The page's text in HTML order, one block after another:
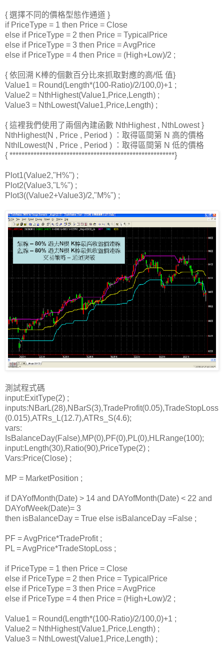
{ 選擇不同的價格型態作通道 }
if PriceType = 1 then Price = Close
else if PriceType = 2 then Price = TypicalPrice
else if PriceType = 3 then Price = AvgPrice
else if PriceType = 4 then Price = (High+Low)/2 ;
{ 依回溯 K棒的個數百分比來抓取對應的高/低 值}
Value1 = Round(Length*(100-Ratio)/2/100,0)+1 ;
Value2 = NthHighest(Value1,Price,Length) ;
Value3 = NthLowest(Value1,Price,Length) ;
{ 這裡我們使用了兩個內建函數 NthHighest , NthLowest }
NthHighest(N , Price , Period ) ：取得區間第 N 高的價格
NthlLowest(N , Price , Period ) ：取得區間第 N 低的價格
{ *******************************************************}
Plot1(Value2,"H%") ;
Plot2(Value3,"L%") ;
Plot3((Value2+Value3)/2,"M%") ;
測試程式碼
input:ExitType(2) ;
inputs:NBarL(28),NBarS(3),TradeProfit(0.05),TradeStopLoss
(0.015),ATRs_L(12.7),ATRs_S(4.6);
vars:
IsBalanceDay(False),MP(0),PF(0),PL(0),HLRange(100);
input:Length(30),Ratio(90),PriceType(2) ;
Vars:Price(Close) ;
MP = MarketPosition ;
if DAYofMonth(Date) > 14 and DAYofMonth(Date) < 22 and
DAYofWeek(Date)= 3
then isBalanceDay = True else isBalanceDay =False ;
PF = AvgPrice*TradeProfit ;
PL = AvgPrice*TradeStopLoss ;
if PriceType = 1 then Price = Close
else if PriceType = 2 then Price = TypicalPrice
else if PriceType = 3 then Price = AvgPrice
else if PriceType = 4 then Price = (High+Low)/2 ;
Value1 = Round(Length*(100-Ratio)/2/100,0)+1 ;
Value2 = NthHighest(Value1,Price,Length) ;
Value3 = NthLowest(Value1,Price,Length) ;